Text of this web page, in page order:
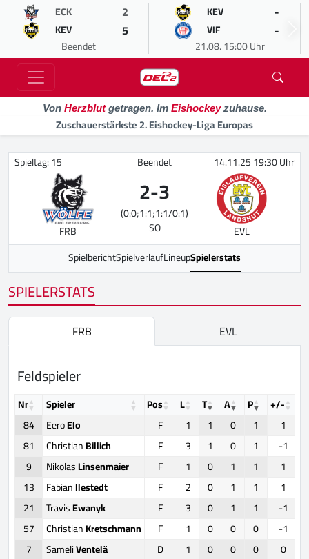
ECK 2
KEV 5
Beendet
KEV -
VIF -
21.08. 15:00 Uhr
Von Herzblutgetragen. Im Eishockeyzuhause.
Zuschauerstärkste 2. Eishockey-Liga Europas
Spieltag: 15 Beendet 14.11.25 19:30 Uhr
FRB
2-3
(0:0;1:1;1:1/0:1)
SO
EVL
SpielberichtSpielverlaufLineupSpielerstats
SPIELERSTATS
FRB EVL
Feldspieler
Nr Spieler Pos L T A P +/-
84
EeroElo F 1 1 0 1
1
81
ChristianBillich F 3 1 0 1
-1
9
NikolasLinsenmaier F 1 0 1 1
1
13
FabianIlestedt F 2 0 1 1
1
21
TravisEwanyk F 3 0 1 1
-1
57
ChristianKretschmann F 1 0 0 0
-1
7
SameliVentelä D 1 0 0 0
0